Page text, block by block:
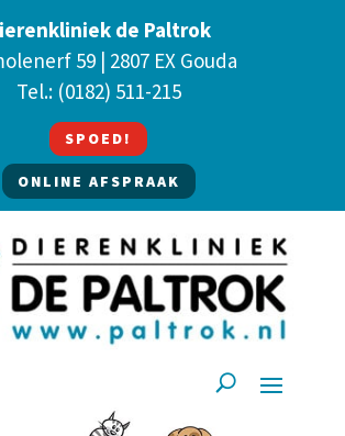
de Paltrok
59 | 2807 EX Gouda
Tel.: (0182) 511-215
SPOED!
ONLINE AFSPRAAK